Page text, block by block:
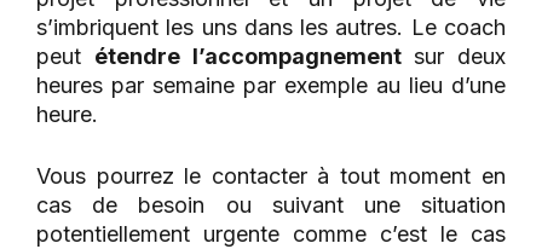
s’imbriquent les uns dans les autres. Le coach
peut étendre l’accompagnementsur deux
heures par semaine par exemple au lieu d’une
heure.
Vous pourrez le contacter à tout moment en
cas de besoin ou suivant une situation
potentiellement urgente comme c’est le cas